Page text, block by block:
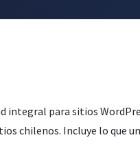
para sitios
chilenos. Incluye lo que